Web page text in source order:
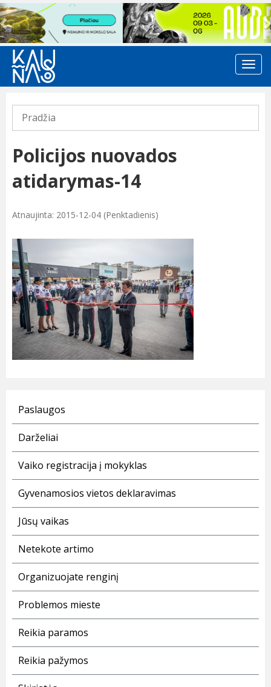
Previous
Pradžia
Policijos nuovados
atidarymas-14
Atnaujinta: 2015-12-04 (Penktadienis)
Paslaugos
Darželiai
Vaiko registracija į mokyklas
Gyvenamosios vietos deklaravimas
Jūsų vaikas
Netekote artimo
Organizuojate renginį
Problemos mieste
Reikia paramos
Reikia pažymos